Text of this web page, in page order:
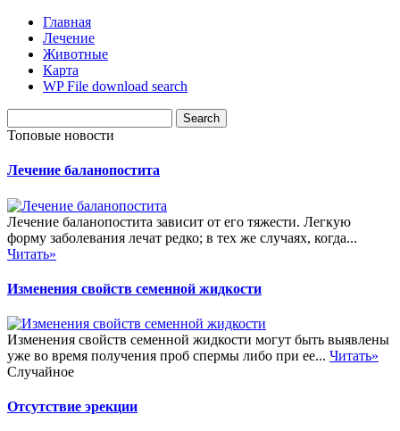
Главная
Лечение
Животные
Карта
WP File download search
Топовые новости
Лечение баланопостита
Лечение баланопостита зависит от его тяжести. Легкую
форму заболевания лечат редко; в тех же случаях, когда...
Читать»
Изменения свойств семенной жидкости
Изменения свойств семенной жидкости могут быть выявлены
уже во время получения проб спермы либо при ее... Читать»
Случайное
Отсутствие эрекции